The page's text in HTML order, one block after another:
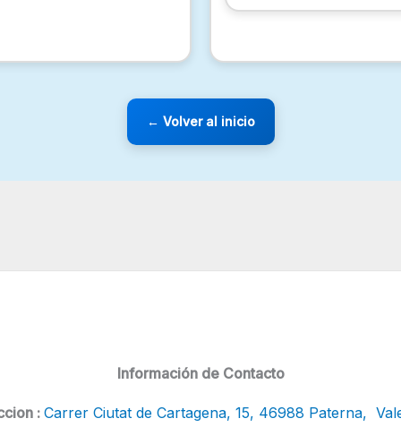
← Volver al inicio
Información de Contacto
: Carrer Ciutat de Cartagena, 15, 46988 Paterna,